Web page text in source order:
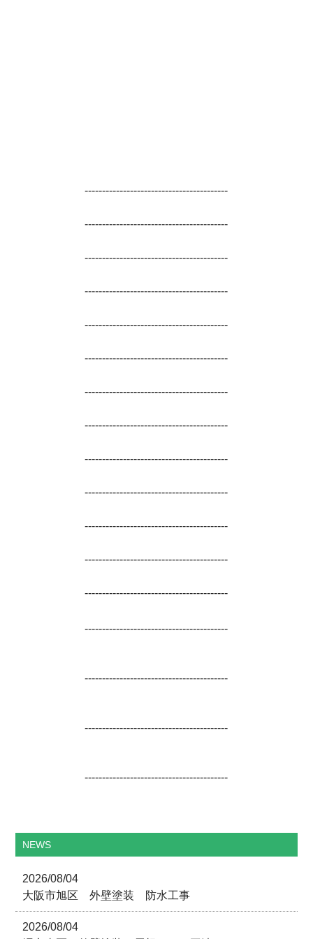
-----------------------------------------
-----------------------------------------
-----------------------------------------
-----------------------------------------
-----------------------------------------
-----------------------------------------
-----------------------------------------
-----------------------------------------
-----------------------------------------
-----------------------------------------
-----------------------------------------
-----------------------------------------
-----------------------------------------
-----------------------------------------
-----------------------------------------
-----------------------------------------
-----------------------------------------
NEWS
2026/08/04
大阪市旭区 外壁塗装 防水工事
2026/08/04